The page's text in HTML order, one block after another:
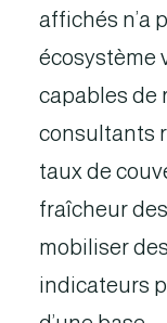
affichés n’a
écosystème
capables de
consultants
taux de
fraîcheur
mobiliser
indicateurs